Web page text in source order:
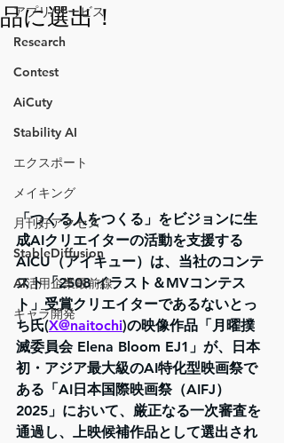
アプリ/サービス
Research
Contest
AiCuty
Stability AI
エクスポート
メイキング
月刊好アクセス
StableDiffusion
AI活用企業最前線
キャラ開発
品に選出！
「つくる人をつくる」をビジョンに生
成AIクリエイターの活動を支援する
AICU（アイキュー）は、当社のコンテ
スト「2508 イラスト＆MVコンテス
ト」受賞クリエイターであるないとっ
ち氏(X@naitochi)の映像作品「月曜撲
滅委員会 Elena Bloom EJ1」が、日本
初・アジア最大級のAI特化型映画祭で
ある「AI日本国際映画祭（AIFJ）
2025」において、厳正なる一次審査を
通過し、上映候補作品として選出され